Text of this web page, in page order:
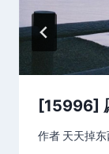
[15996]
作者 天天掉